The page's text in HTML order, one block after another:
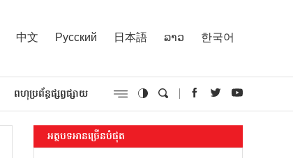
中文 Русский 日本語 ລາວ 한국어
ពហុប្រព័ន្ធផ្សព្វផ្សាយ
អត្ថបទអានច្រើនបំផុត